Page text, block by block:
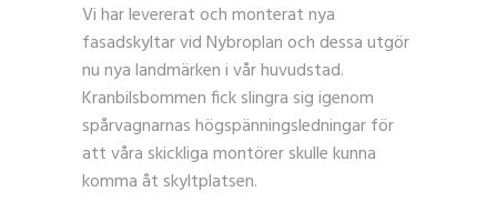
Vi har levererat och monterat nya
fasadskyltar vid Nybroplan och dessa utgör
nu nya landmärken i vår huvudstad.
Kranbilsbommen fick slingra sig igenom
spårvagnarnas högspänningsledningar för
att våra skickliga montörer skulle kunna
komma åt skyltplatsen.